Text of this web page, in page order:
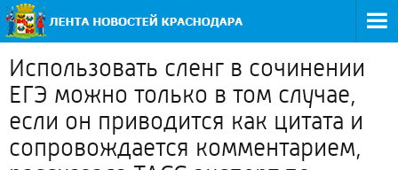
Использовать сленг в сочинении
ЕГЭ можно только в том случае,
если он приводится как цитата и
сопровождается комментарием,